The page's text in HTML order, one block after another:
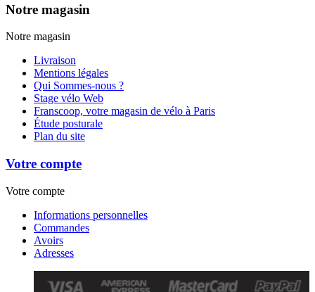
Notre magasin
Notre magasin
Livraison
Mentions légales
Qui Sommes-nous ?
Stage vélo Web
Franscoop, votre magasin de vélo à Paris
Étude posturale
Plan du site
Votre compte
Votre compte
Informations personnelles
Commandes
Avoirs
Adresses